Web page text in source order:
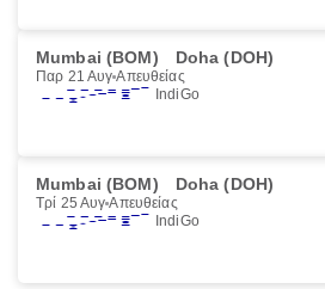
Mumbai (BOM) Doha (DOH)
Παρ 21 Αυγ Απευθείας
IndiGo
Mumbai (BOM) Doha (DOH)
Τρί 25 Αυγ Απευθείας
IndiGo